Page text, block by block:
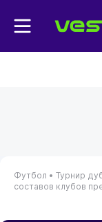
Футбол • Турнир
составов клубов